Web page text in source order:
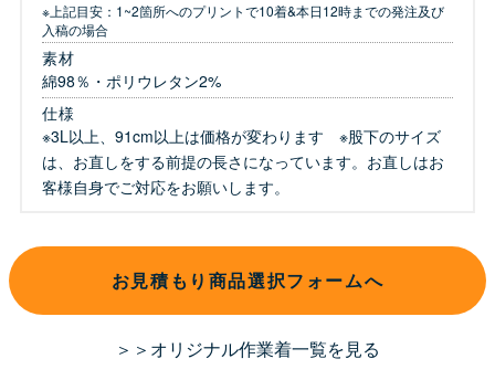
※上記目安：1~2箇所へのプリントで10着&本日12時までの発注及び
入稿の場合
素材
綿98％・ポリウレタン2%
仕様
※3L以上、91cm以上は価格が変わります ※股下のサイズ
は、お直しをする前提の長さになっています。お直しはお
客様自身でご対応をお願いします。
お見積もり商品選択フォームへ
＞＞オリジナル作業着一覧を見る